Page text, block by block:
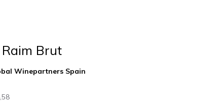
Brut
Winepartners Spain